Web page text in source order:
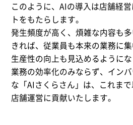
このように、AIの導入は店舗経
トをもたらします。
発生頻度が高く、煩雑な内容も
きれば、従業員も本来の業務に
生産性の向上も見込めるようにな
業務の効率化のみならず、イン
な「AIさくらさん」は、これま
店舗運営に貢献いたします。